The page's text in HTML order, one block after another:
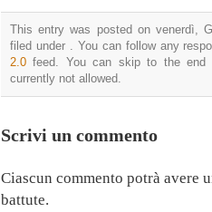
This entry was posted on venerdì,
filed under . You can follow any
2.0 feed. You can skip to the end
currently not allowed.
Scrivi un commento
Ciascun commento potrà avere
battute.